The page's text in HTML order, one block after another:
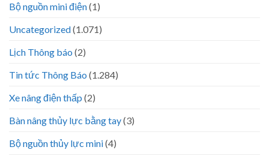
Bộ nguồn mini điện(1)
Uncategorized(1.071)
Lịch Thông báo (2)
Tin tức Thông Báo (1.284)
Xe nâng điện thấp (2)
Bàn nâng thủy lực bằng tay(3)
Bộ nguồn thủy lực mini(4)